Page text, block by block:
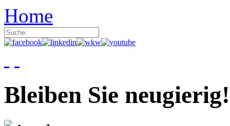
Home
Bleiben Sie neugierig!